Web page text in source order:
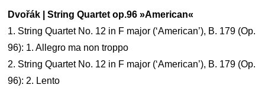
Dvořák | String Quartet op.96 »American«
1. String Quartet No. 12 in F major (‘American’), B. 179 (Op.
96): 1. Allegro ma non troppo
2. String Quartet No. 12 in F major (‘American’), B. 179 (Op.
96): 2. Lento